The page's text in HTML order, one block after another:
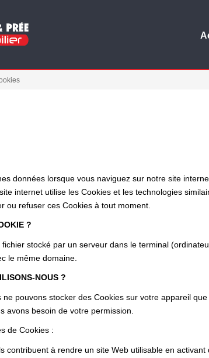
données lorsque vous naviguez sur notre site
internet utilise les Cookies et les technologies
ou refuser ces Cookies à tout moment.
?
stocké par un serveur dans le terminal
le même domaine.
NOUS ?
ne pouvons stocker des Cookies sur votre appareil
avons besoin de votre permission.
de Cookies :
contribuent à rendre un site Web utilisable en